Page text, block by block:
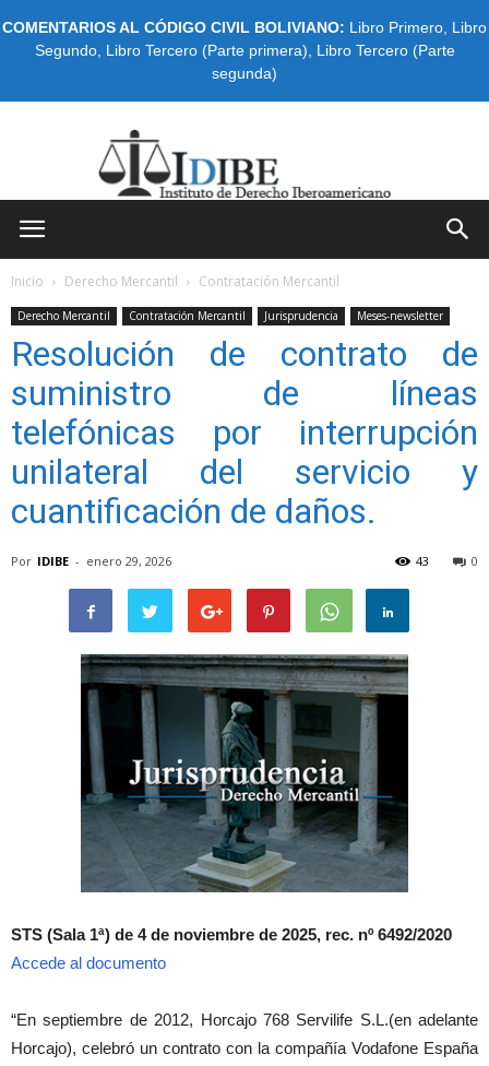
COMENTARIOS AL CÓDIGO CIVIL BOLIVIANO: Libro Primero Libro
Segundo, Libro Tercero (Parte primera)
Libro Tercero (Parte
segunda)
Inicio Derecho Mercantil Contratación Mercantil
Derecho Mercantil Contratación Mercantil Jurisprudencia Meses-newsletter
Resolución de contrato de
suministro de líneas
telefónicas por interrupción
unilateral del servicio y
cuantificación de daños.
Por IDIBE - enero 29, 2026 0
43
STS (Sala 1ª) de 4 de noviembre de 2025, rec. nº 6492/2020
Accede al documento
“En septiembre de 2012, Horcajo 768 Servilife S.L.(en adelante
Horcajo), celebró un contrato con la compañía Vodafone España